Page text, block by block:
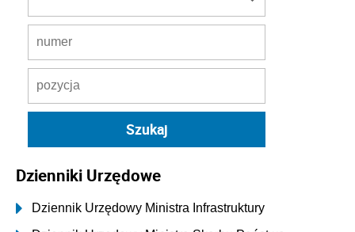
Dzienniki Urzędowe
Dziennik Urzędowy Ministra Infrastruktury